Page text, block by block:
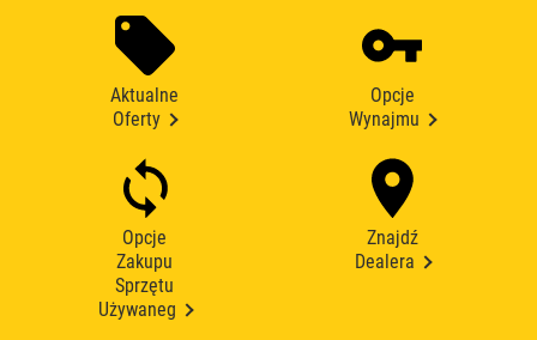
Aktualne
Oferty
Opcje
Wynajmu
Opcje
Zakupu
Sprzętu
Używaneg
Znajdź
Dealera